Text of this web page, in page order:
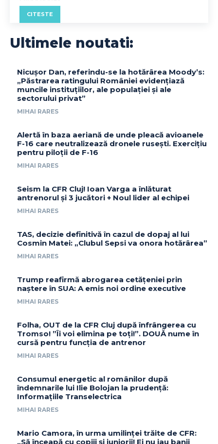
CITESTE
Ultimele noutati:
Nicușor Dan, referindu-se la hotărârea Moody’s:
„Păstrarea ratingului României evidențiază
muncile instituțiilor, ale populației și ale
sectorului privat”
MIHAI RARES
Alertă în baza aeriană de unde pleacă avioanele
F-16 care neutralizează dronele rusești. Exercițiu
pentru piloții de F-16
MIHAI RARES
Seism la CFR Cluj! Ioan Varga a înlăturat
antrenorul și 3 jucători + Noul lider al echipei
MIHAI RARES
TAS, decizie definitivă în cazul de dopaj al lui
Cosmin Matei: „Clubul Sepsi va onora hotărârea”
MIHAI RARES
Trump reafirmă abrogarea cetățeniei prin
naștere în SUA: A emis noi ordine executive
MIHAI RARES
Folha, OUT de la CFR Cluj după înfrângerea cu
Tromso! ”Îi voi elimina pe toți!”. DOUĂ nume în
cursă pentru funcția de antrenor
MIHAI RARES
Consumul energetic al românilor după
îndemnarile lui Ilie Bolojan la prudență:
Informațiile Transelectrica
MIHAI RARES
Mario Camora, în urma umilinței trăite de CFR:
„Să înceapă cu copiii și juniorii! Ei nu iau banii